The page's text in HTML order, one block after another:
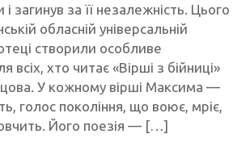
і загинув за її незалежність. Цього
обласній універсальній
створили особливе
всіх, хто читає «Вірші з бійниці»
У кожному вірші Максима —
голос покоління, що воює, мріє,
Його поезія — […]